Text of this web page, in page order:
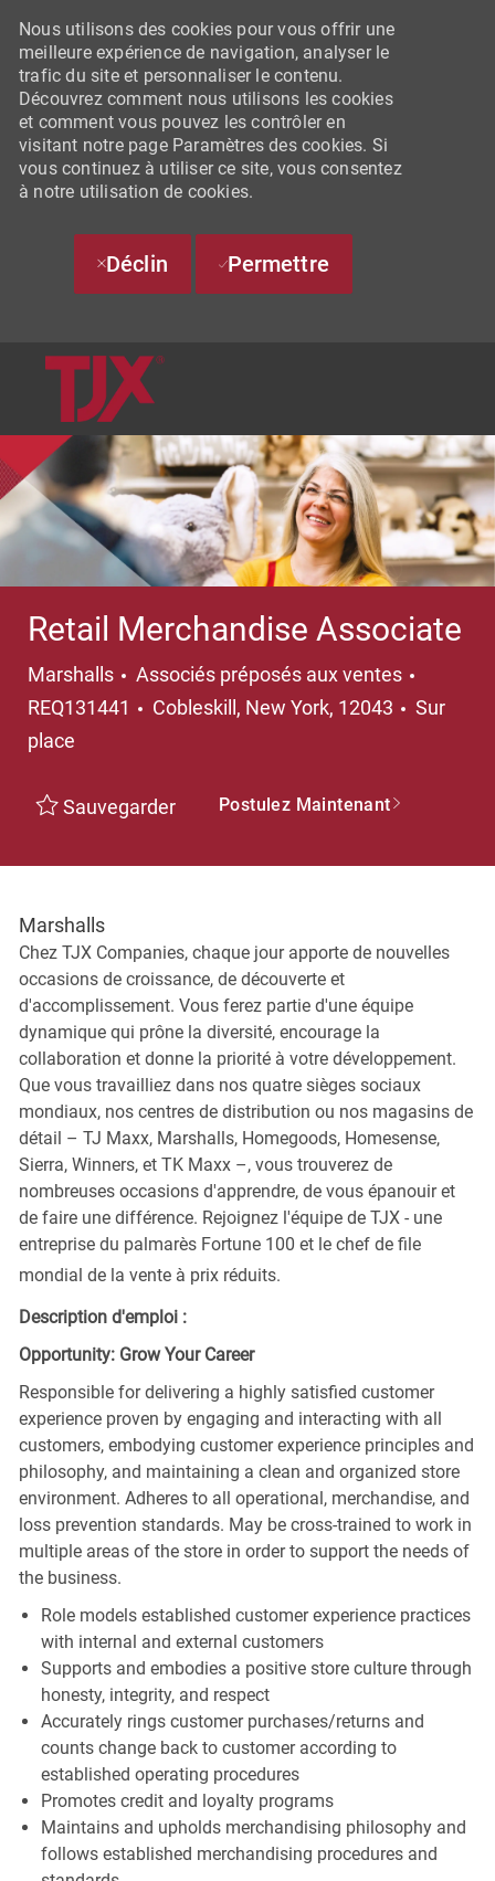
SKIP TO MAIN CONTENT
Nous utilisons des cookies pour vous offrir une
meilleure expérience de navigation, analyser le
trafic du site et personnaliser le contenu.
Découvrez comment nous utilisons les cookies
et comment vous pouvez les contrôler en
visitant notre page Paramètres des cookies. Si
vous continuez à utiliser ce site, vous consentez
à notre utilisation de cookies.
Déclin Permettre
Retail Merchandise Associate
Marshalls Catégorie
Associés préposés aux ventes
REQ131441
Emplacement
Cobleskill, New York, 12043
Sur
place
Sauvegarder Postulez Maintenant
Marshalls
Chez TJX Companies, chaque jour apporte de nouvelles
occasions de croissance, de découverte et
d'accomplissement. Vous ferez partie d'une équipe
dynamique qui prône la diversité, encourage la
collaboration et donne la priorité à votre développement.
Que vous travailliez dans nos quatre sièges sociaux
mondiaux, nos centres de distribution ou nos magasins de
détail – TJ Maxx, Marshalls, Homegoods, Homesense,
Sierra, Winners, et TK Maxx –, vous trouverez de
nombreuses occasions d'apprendre, de vous épanouir et
de faire une différence. Rejoignez l'équipe de TJX - une
entreprise du palmarès Fortune 100 et le chef de file
mondial de la vente à prix réduits.
Description d'emploi :
Opportunity: Grow Your Career
Responsible for delivering a highly satisfied customer
experience proven by engaging and interacting with all
customers, embodying customer experience principles and
philosophy, and maintaining a clean and organized store
environment. Adheres to all operational, merchandise, and
loss prevention standards. May be cross-trained to work in
multiple areas of the store in order to support the needs of
the business.
Role models established customer experience practices
with internal and external customers
Supports and embodies a positive store culture through
honesty, integrity, and respect
Accurately rings customer purchases/returns and
counts change back to customer according to
established operating procedures
Promotes credit and loyalty programs
Maintains and upholds merchandising philosophy and
follows established merchandising procedures and